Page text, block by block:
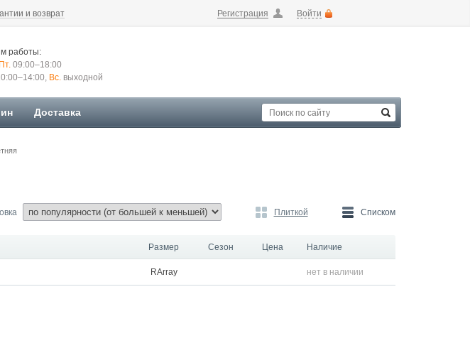
Регистрация Войти
и возврат
работы:
09:00–18:00
Вс. выходной
Доставка
Плиткой Списком
Размер Сезон Цена Наличие
RArray нет в наличии